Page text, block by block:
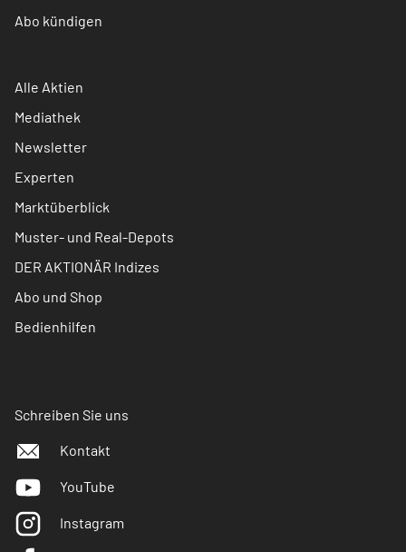
Abo kündigen
Alle Aktien
Mediathek
Newsletter
Experten
Marktüberblick
Muster- und Real-Depots
DER AKTIONÄR Indizes
Abo und Shop
Bedienhilfen
Schreiben Sie uns
Kontakt
YouTube
Instagram